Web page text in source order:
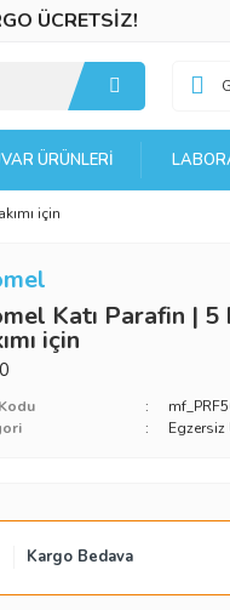
ÜCRETSİZ!
ÜRÜNLERI
için
Katı Parafin |
için
Egzersiz
Kargo Bedava